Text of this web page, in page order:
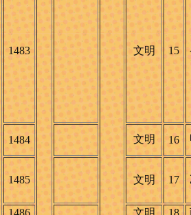
1483 文明 15
1484 文明 16
1485 文明 17
1486 文明 18